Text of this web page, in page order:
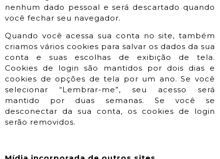
nenhum dado pessoal e será descartado quando
você fechar seu navegador.
Quando você acessa sua conta no site, também
criamos vários cookies para salvar os dados da sua
conta e suas escolhas de exibição de tela.
Cookies de login são mantidos por dois dias e
cookies de opções de tela por um ano. Se você
selecionar “Lembrar-me”, seu acesso será
mantido por duas semanas. Se você se
desconectar da sua conta, os cookies de login
serão removidos.